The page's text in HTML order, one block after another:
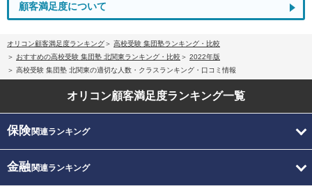
顧客満足度について
オリコン顧客満足度ランキング
高校受験 集団塾ランキング・比較
おすすめの高校受験 集団塾 北関東ランキング・比較
2022年版
高校受験 集団塾 北関東の適切な人数・クラスランキング・口コミ情報
オリコン顧客満足度ランキング一覧
保険関連ランキング
金融関連ランキング